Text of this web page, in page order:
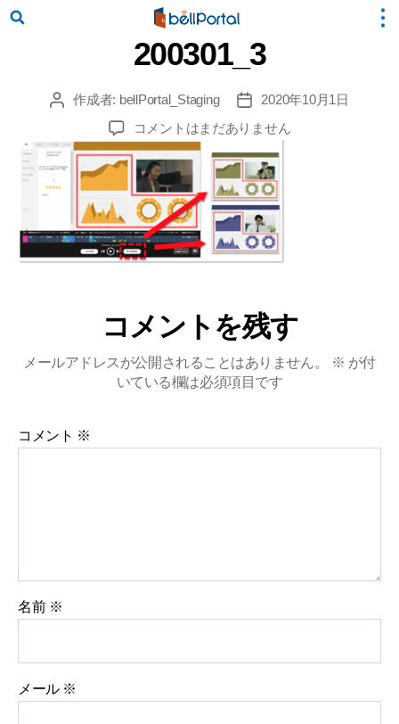
200301_3
投
者
作成者: bellPortal_Staging
投
稿
日
2020年10月1日
200301_3
へ
の
コメントはまだありません
コメントを残す
メールアドレスが公開されることはありません。 ※ が付
いている欄は必須項目です
コメント ※
名前 ※
メール ※